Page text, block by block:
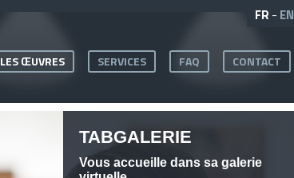
FR - EN
LES ŒUVRES SERVICES FAQ CONTACT